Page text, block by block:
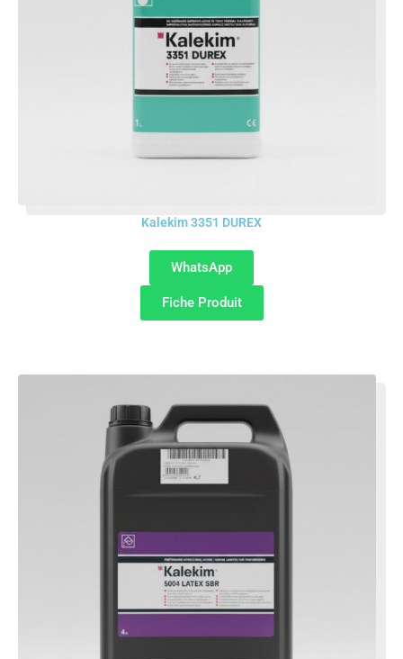
Kalekim 3351 DUREX
WhatsApp
Fiche Produit